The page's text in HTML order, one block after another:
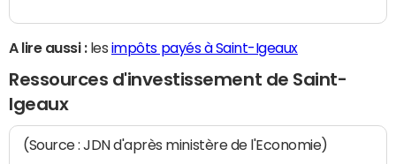
A lire aussi :les impôts payés à Saint-Igeaux
Ressources d'investissement de Saint-
Igeaux
(Source : JDN d'après ministère de l'Economie)